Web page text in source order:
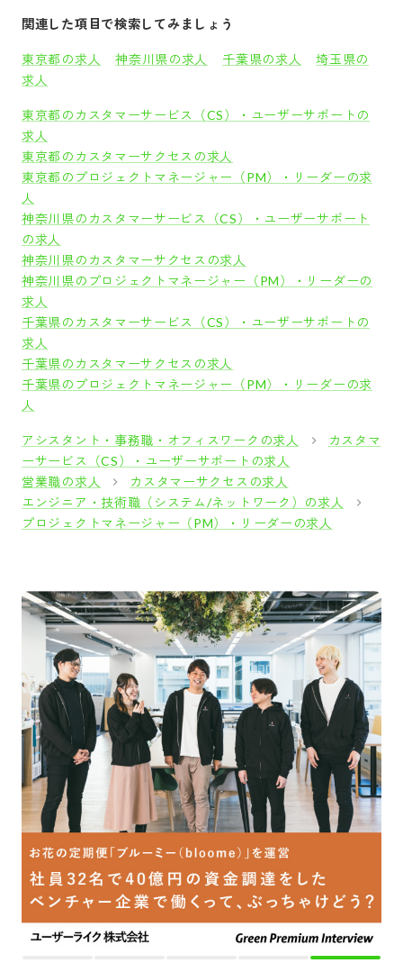
関連した項目で検索してみましょう
東京都の求人 神奈川県の求人 千葉県の求人
埼玉県の
求人
東京都のカスタマーサービス（CS）・ユーザーサポートの
求人
東京都のカスタマーサクセスの求人
東京都のプロジェクトマネージャー（PM）・リーダーの求
人
神奈川県のカスタマーサービス（CS）・ユーザーサポート
の求人
神奈川県のカスタマーサクセスの求人
神奈川県のプロジェクトマネージャー（PM）・リーダーの
求人
千葉県のカスタマーサービス（CS）・ユーザーサポートの
求人
千葉県のカスタマーサクセスの求人
千葉県のプロジェクトマネージャー（PM）・リーダーの求
人
アシスタント・事務職・オフィスワークの求人
カスタマ
ーサービス（CS）・ユーザーサポートの求人
営業職の求人
カスタマーサクセスの求人
エンジニア・技術職（システム/ネットワーク）の求人
プロジェクトマネージャー（PM）・リーダーの求人